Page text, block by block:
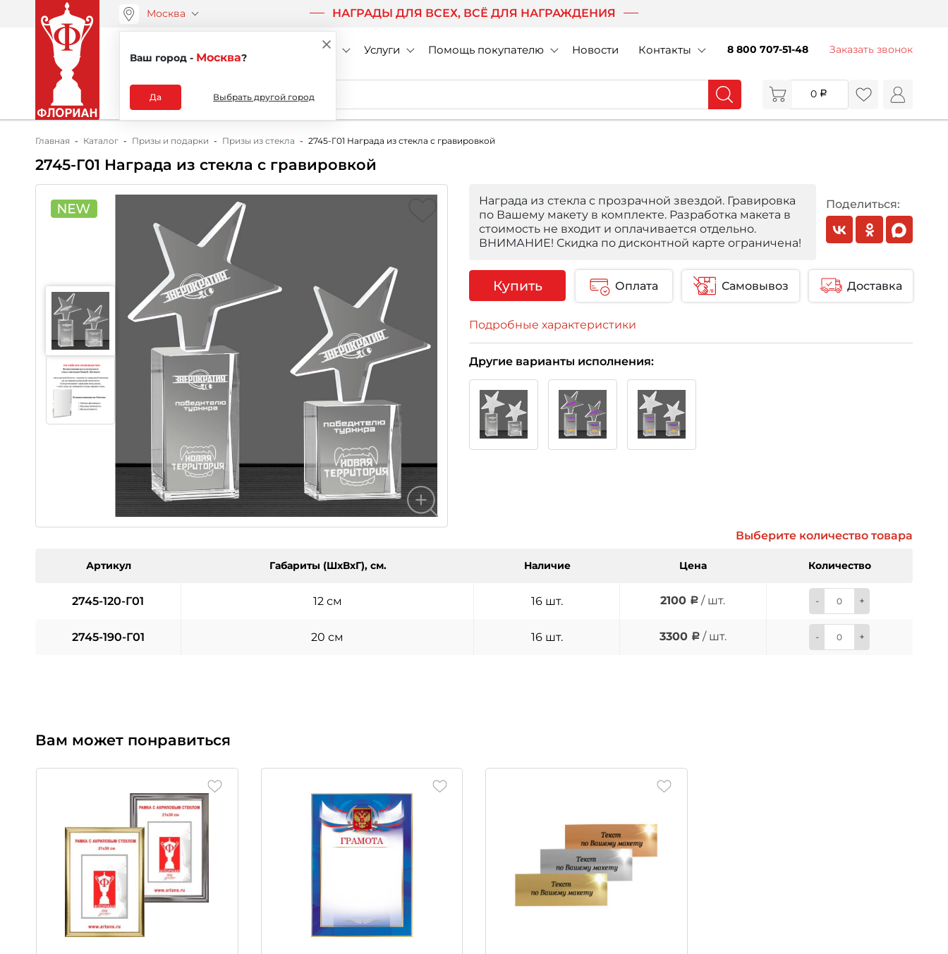
Москва
Ваш город - Москва?
Да Выбрать другой город
НАГРАДЫ ДЛЯ ВСЕХ, ВСЁ ДЛЯ НАГРАЖДЕНИЯ
+7 (495) 730-51-48 О компании Услуги Помощь покупателю Новости Контакты 8 800 707-51-48 Заказать звонок
Каталог 0
Главная Каталог Призы и подарки Призы из стекла 2745-Г01 Награда из стекла с гравировкой
2745-Г01 Награда из стекла с гравировкой
Награда из стекла с прозрачной звездой. Гравировка
по Вашему макету в комплекте. Разработка макета в
стоимость не входит и оплачивается отдельно.
ВНИМАНИЕ! Скидка по дисконтной карте ограничена!
Поделиться:
Купить Оплата Самовывоз Доставка
Подробные характеристики
Другие варианты исполнения:
Выберите количество товара
Артикул Габариты (ШхВхГ), см. Наличие Цена Количество
2745-120-Г01 12 см 16 шт. 2100 / шт. - +
2745-190-Г01 20 см 16 шт. 3300 / шт. - +
Вам может понравиться